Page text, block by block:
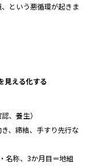
という悪循環が起きま
見える化する
、養生）
、締結、手すり先行な
名称、3か月目＝地組